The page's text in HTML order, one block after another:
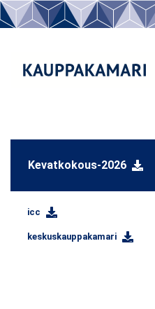
Kevatkokous-2026
icc
keskuskauppakamari